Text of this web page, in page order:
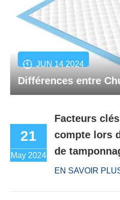
JUN 14 2024
Différences entre
21
May 2024
Facteurs
compte lors
de
EN SAVOIR